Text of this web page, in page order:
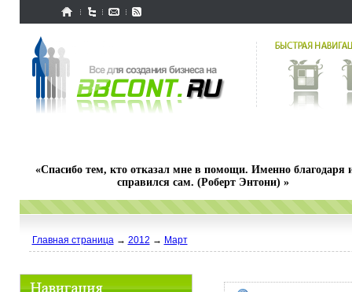
«Спасибо тем, кто отказал мне в помощи. Именно благодаря
справился сам. (Роберт Энтони) »
Главная страница→ 2012 → Март